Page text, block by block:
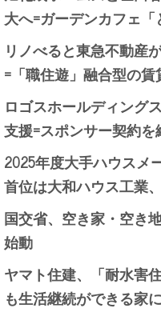
大へ=ガーデンカフェ
リノべると東急不動産
=「職住遊」融合型の
ロゴスホールディング
支援=スポンサー契約を
2025年度大手ハウスメ
首位は大和ハウス工業
国交省、空き家・空き
始動
ヤマト住建、「耐水害
も生活継続ができる家に